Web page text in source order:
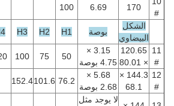
100
H1
H2
H3
H4
H5
H6
H7
3.15 ×
50
100
120
152.4
5.68 ×
76.2
101.6
152.4